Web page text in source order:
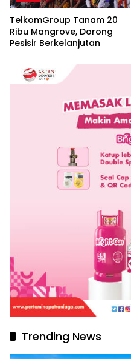
TelkomGroup Tanam 20
Ribu Mangrove, Dorong
Pesisir Berkelanjutan
Trending News